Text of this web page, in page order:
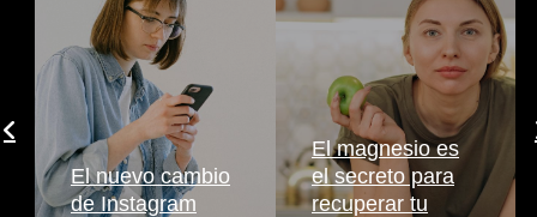
El nuevo cambio
de Instagram
El magnesio es
el secreto para
recuperar tu